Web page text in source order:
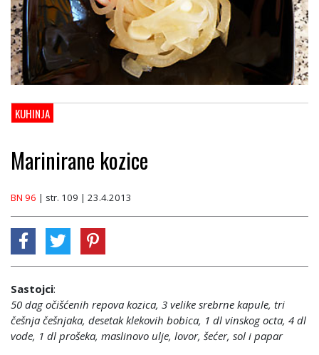
KUHINJA
Marinirane kozice
BN 96 | str. 109 | 23.4.2013
Sastojci:
50 dag očišćenih repova kozica, 3 velike srebrne kapule, tri
češnja češnjaka, desetak klekovih bobica, 1 dl vinskog octa, 4 dl
vode, 1 dl prošeka, maslinovo ulje, lovor, šećer, sol i papar